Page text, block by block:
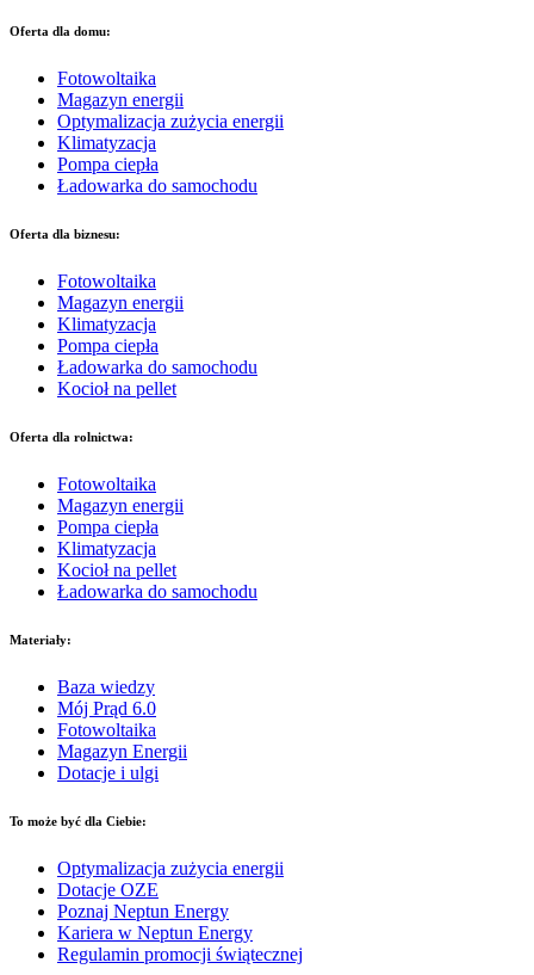
Oferta dla domu:
Fotowoltaika
Magazyn energii
Optymalizacja zużycia energii
Klimatyzacja
Pompa ciepła
Ładowarka do samochodu
Oferta dla biznesu:
Fotowoltaika
Magazyn energii
Klimatyzacja
Pompa ciepła
Ładowarka do samochodu
Kocioł na pellet
Oferta dla rolnictwa:
Fotowoltaika
Magazyn energii
Pompa ciepła
Klimatyzacja
Kocioł na pellet
Ładowarka do samochodu
Materiały:
Baza wiedzy
Mój Prąd 6.0
Fotowoltaika
Magazyn Energii
Dotacje i ulgi
To może być dla Ciebie:
Optymalizacja zużycia energii
Dotacje OZE
Poznaj Neptun Energy
Kariera w Neptun Energy
Regulamin promocji świątecznej